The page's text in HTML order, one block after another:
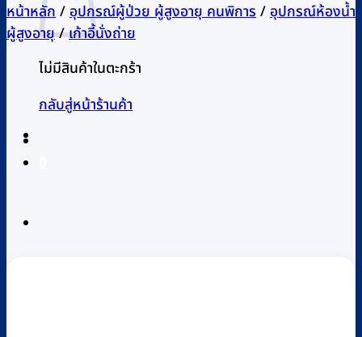
ไม่มีสินค้าในตะกร้า
กลับสู่หน้าร้านค้า
หน้าหลัก/อุปกรณ์ผู้ป่วย ผู้สูงอายุ คนพิการ/อุปกรณ์ห้องน้ำ
ผู้สูงอายุ/เก้าอี้นั่งถ่าย